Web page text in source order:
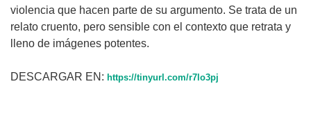
violencia que hacen parte de su argumento. Se trata de un
relato cruento, pero sensible con el contexto que retrata y
lleno de imágenes potentes.
DESCARGAR EN: https://tinyurl.com/r7lo3pj